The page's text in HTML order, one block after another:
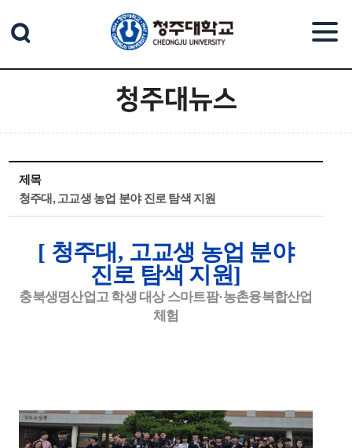
청주대뉴스
제목
청주대, 고교생 농업 분야 진로 탐색 지원
[ 청주대 , 고교생 농업 분야
진로 탐색 지원]
충북생명산업고 학생 대상 스마트팜·농촌융복합산업
체험